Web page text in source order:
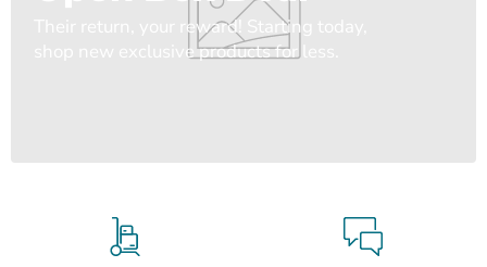
Their return, your reward! Starting today,
shop new exclusive products for less.